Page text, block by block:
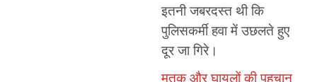
इतनी जबरदस्त थी कि
पुलिसकर्मी हवा में उछलते हुए
दूर जा गिरे।
मृतक और घायलों की पहचान